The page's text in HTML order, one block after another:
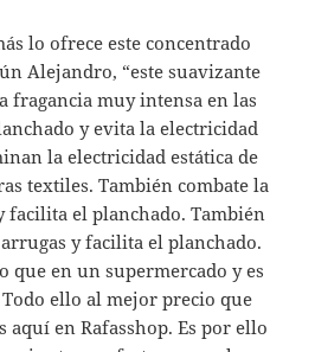
lo ofrece este concentrado
Alejandro, “este suavizante
fragancia muy intensa en las
y evita la electricidad
la electricidad estática de
textiles. También combate la
facilita el planchado. También
y facilita el planchado.
que en un supermercado y es
ello al mejor precio que
aquí en Rafasshop. Es por ello